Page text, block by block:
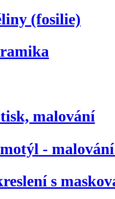
(fosilie)
malování
-
s